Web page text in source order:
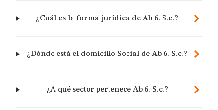
¿Cuál es la forma jurídica de Ab 6. S.c.?
¿Dónde está el domicilio Social de Ab 6. S.c.?
¿A qué sector pertenece Ab 6. S.c.?